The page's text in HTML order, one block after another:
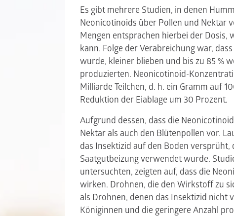
Es gibt mehrere Studien, in denen
Neonicotinoids über Pollen und Nektar
Mengen entsprachen hierbei der Dosis,
kann. Folge der Verabreichung war,
wurde, kleiner blieben und bis zu 85 %
produzierten. Neonicotinoid-
Milliarde Teilchen, d. h. ein Gramm auf
Reduktion der Eiablage um 30 Prozent.
Aufgrund dessen, dass die
Nektar als auch den Blütenpollen vor.
das Insektizid auf den Boden versprüht,
Saatgutbeizung verwendet wurde.
untersuchten, zeigten auf, dass die
wirken. Drohnen, die den Wirkstoff zu
als Drohnen, denen das Insektizid nicht
Königinnen und die geringere Anzahl